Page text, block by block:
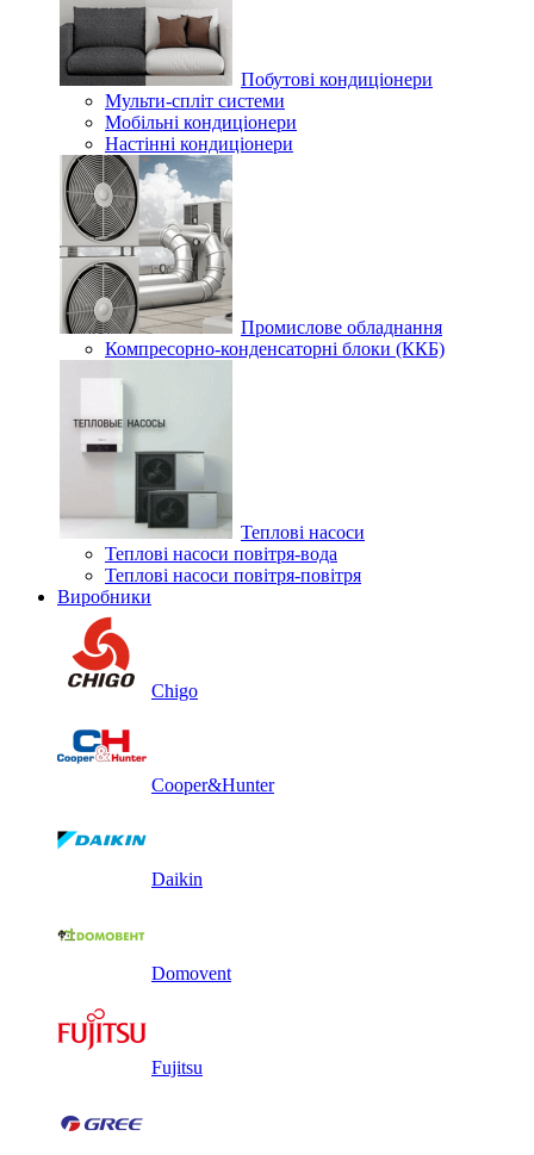
Побутові кондиціонери
Мульти-спліт системи
Мобільні кондиціонери
Настінні кондиціонери
Промислове обладнання
Компресорно-конденсаторні блоки (ККБ)
Теплові насоси
Теплові насоси повітря-вода
Теплові насоси повітря-повітря
Виробники
Chigo
Cooper&Hunter
Daikin
Domovent
Fujitsu